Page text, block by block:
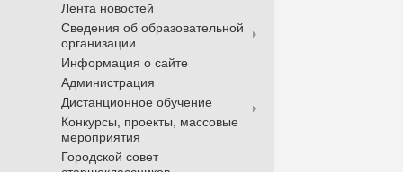
Лента новостей
Сведения об образовательной
организации
Информация о сайте
Администрация
Дистанционное обучение
Конкурсы, проекты, массовые
мероприятия
Городской совет